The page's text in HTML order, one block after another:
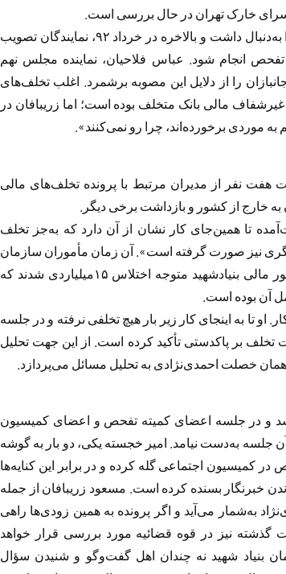
خارک تهران در حال بررسی است.
انتشار این خبر، موجی از شکایت‌های مردمی را به‌دنبال داشت و بالاخره در خرداد ٩٢، نمایندگان تصویب
تفحص انجام شود. عباس فلاحیان، نماینده مجلس نهم
را از دلایل این مصوبه برشمرد. اغلب تخلف‌های
مالی بانک متخلف بوده است؛ اما زریبافان در
موردی برخورده‌اند، چرا‌ رو نمی‌کنند».
هفت ‌نفر از مدیران مرتبط با پرونده تخلف‏‌های مالی
به خارج از کشور و بازداشت برخی دیگر.
تا همین‌جای کار نشان از آن دارد که به‌جز تخلف
دیگری نیز صورت گرفته است». آن زمان مأموران سازمان
بازرسی کل کشور به هنگام تجسس خود در امور مالی بنیادشهید متوجه اختلاس ١۵میلیاردی شدند که
آن بوده است.
او تا به اینجای کار زیر بار هیچ تخلفی نرفته و در جلسه
تخلف بر پاکدستی تأکید کرده است. از این جهت تحلیل
همان خصلت احمدی‌نژادی به تحلیل مسائل می‌پردازد.
شد و در جلسه اعضای کمیته تفحص و اعضای کمیسیون
جلسه به‌دست نیامد. امیر خجسته یکی، دو بار به گوشه
در کمیسیون اجتماعی گله کرده و در برابر این کنایه‌ها
خبرنگار بسنده کرده است. مسعود زریبافان از جمله
به‌شمار می‌آید و اگر پرونده به همین زودی‌ها راهی
گذشته نیز در قوه قضائیه مورد بررسی قرار خواهد
بنیاد شهید نه چندان اهل گفت‌وگو و شنیدن سؤال